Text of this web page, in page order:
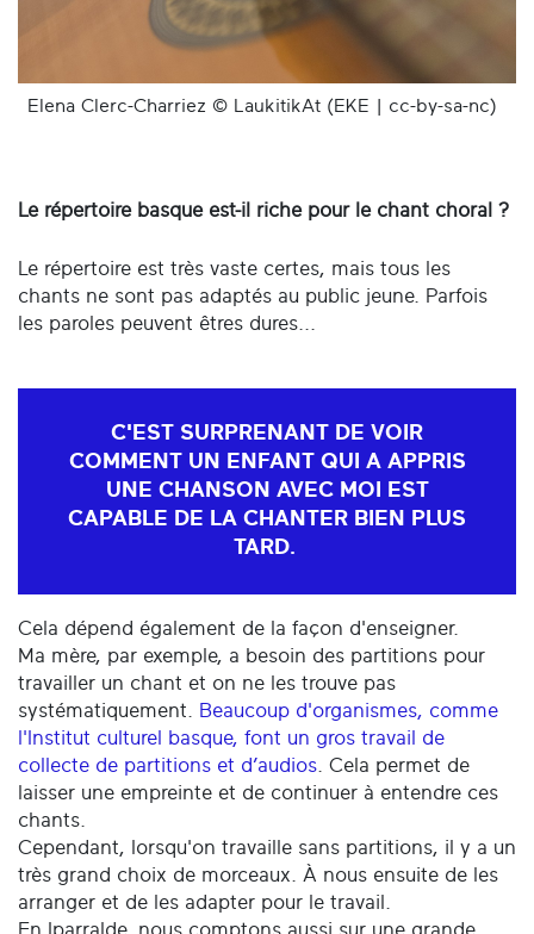
Elena Clerc-Charriez © LaukitikAt (EKE | cc-by-sa-nc)
Le répertoire basque est-il riche pour le chant choral ?
Le répertoire est très vaste certes, mais tous les
chants ne sont pas adaptés au public jeune. Parfois
les paroles peuvent êtres dures...
C'EST SURPRENANT DE VOIR
COMMENT UN ENFANT QUI A APPRIS
UNE CHANSON AVEC MOI EST
CAPABLE DE LA CHANTER BIEN PLUS
TARD.
Cela dépend également de la façon d'enseigner.
Ma mère, par exemple, a besoin des partitions pour
travailler un chant et on ne les trouve pas
systématiquement.
Beaucoup d'organismes, comme
l'Institut culturel basque, font un gros travail de
collecte de partitions et d’audios . Cela permet de
laisser une empreinte et de continuer à entendre ces
chants.
Cependant, lorsqu'on travaille sans partitions, il y a un
très grand choix de morceaux. À nous ensuite de les
arranger et de les adapter pour le travail.